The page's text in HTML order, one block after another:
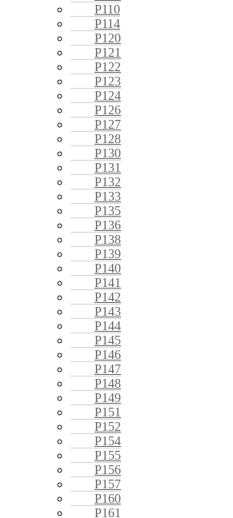
P110
P114
P120
P121
P122
P123
P124
P126
P127
P128
P130
P131
P132
P133
P135
P136
P138
P139
P140
P141
P142
P143
P144
P145
P146
P147
P148
P149
P151
P152
P154
P155
P156
P157
P160
P161